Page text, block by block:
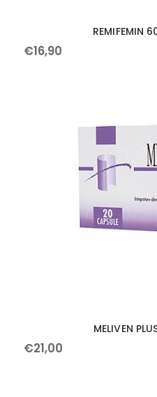
REMIFEMIN
€16,90
MELIVEN
€21,00